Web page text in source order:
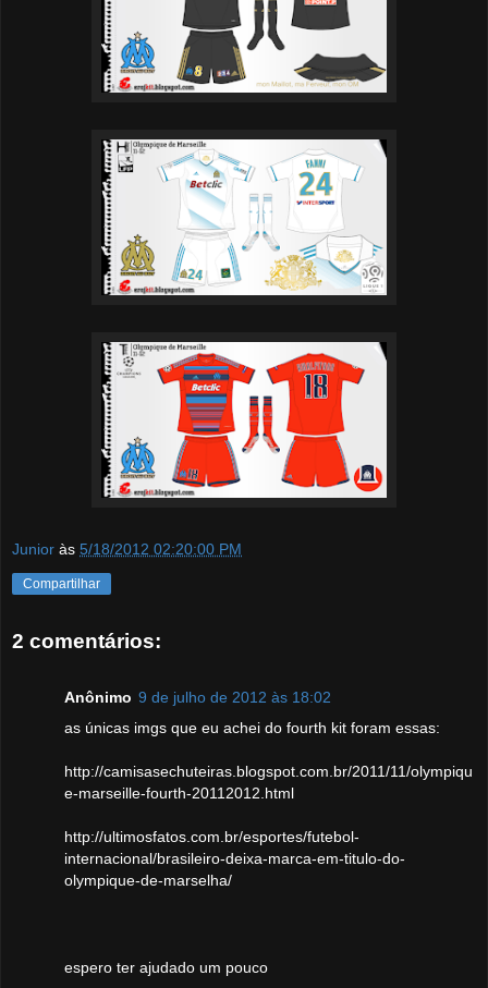
Junior às 5/18/2012 02:20:00 PM
Compartilhar
2 comentários:
Anônimo 9 de julho de 2012 às 18:02
as únicas imgs que eu achei do fourth kit foram essas:
http://camisasechuteiras.blogspot.com.br/2011/11/olympiqu
e-marseille-fourth-20112012.html
http://ultimosfatos.com.br/esportes/futebol-
internacional/brasileiro-deixa-marca-em-titulo-do-
olympique-de-marselha/
espero ter ajudado um pouco